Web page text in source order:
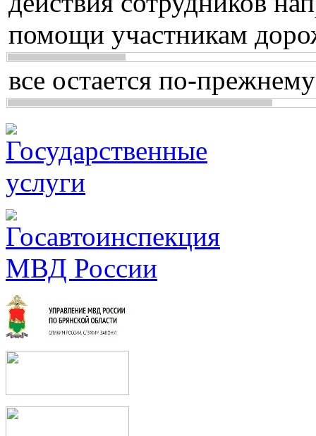
помощи участникам
все остается по-